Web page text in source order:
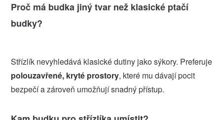
Proč má budka jiný tvar než klasické ptačí
budky?
Střízlík nevyhledává klasické dutiny jako sýkory. Preferuje
polouzavřené, kryté prostory, které mu dávají pocit
bezpečí a zároveň umožňují snadný přístup.